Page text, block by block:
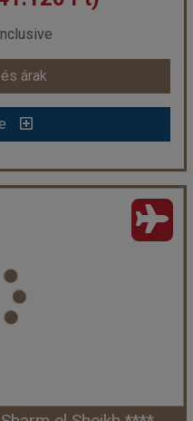
Ft)
árak
árak
****
Bay
Repülővel
Hotel ****